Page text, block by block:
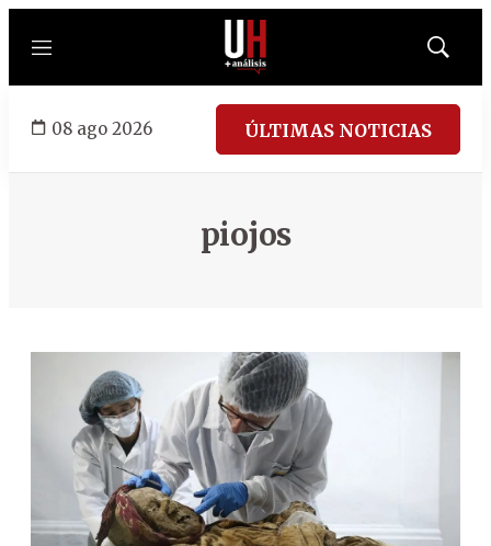
Menú
Mostrar
08 ago 2026 ÚLTIMAS NOTICIAS
piojos